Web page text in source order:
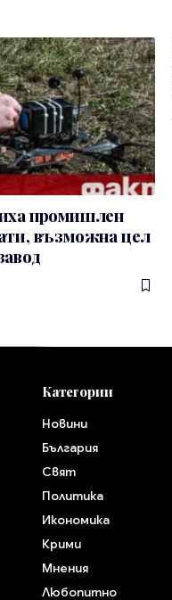
промишлен
възможна цел
Категории
Новини
България
Свят
Политика
Икономика
Крими
Мнения
Любопитно